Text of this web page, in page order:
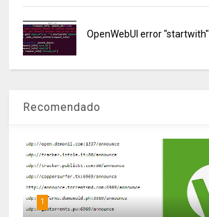
OpenWebUI error "startwith"
Recomendado
1